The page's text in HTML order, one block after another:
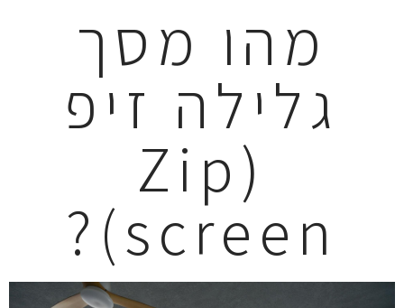
מהו מסך
גלילה זיפ
(Zip
screen)?